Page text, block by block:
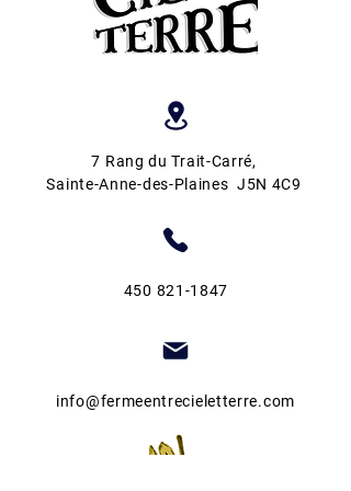
7 Rang du Trait-Carré,
Sainte-Anne-des-Plaines J5N 4C9
450 821-1847
info@fermeentrecieletterre.com